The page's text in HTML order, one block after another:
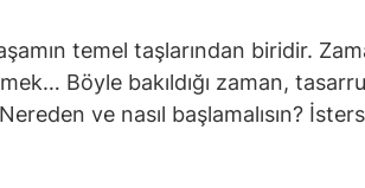
temel taşlarından biridir.
Böyle bakıldığı zaman,
ve nasıl başlamalısın?